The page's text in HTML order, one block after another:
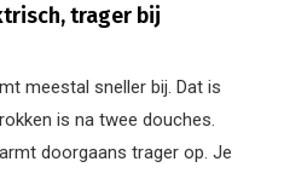
trager bij
meestal sneller bij. Dat is
is na twee douches.
doorgaans trager op. Je